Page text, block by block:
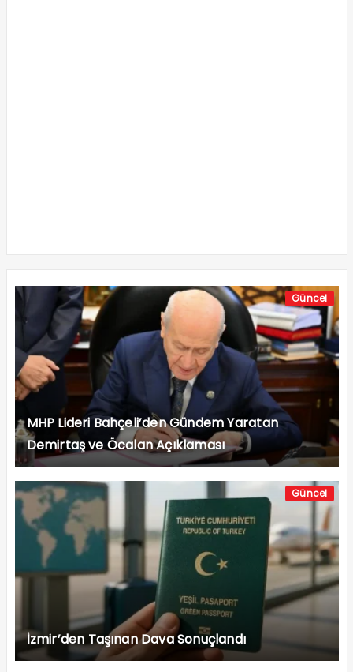
Güncel
MHP Lideri Bahçeli’den Gündem Yaratan
Demirtaş ve Öcalan Açıklaması
Güncel
İzmir’den Taşınan Dava Sonuçlandı